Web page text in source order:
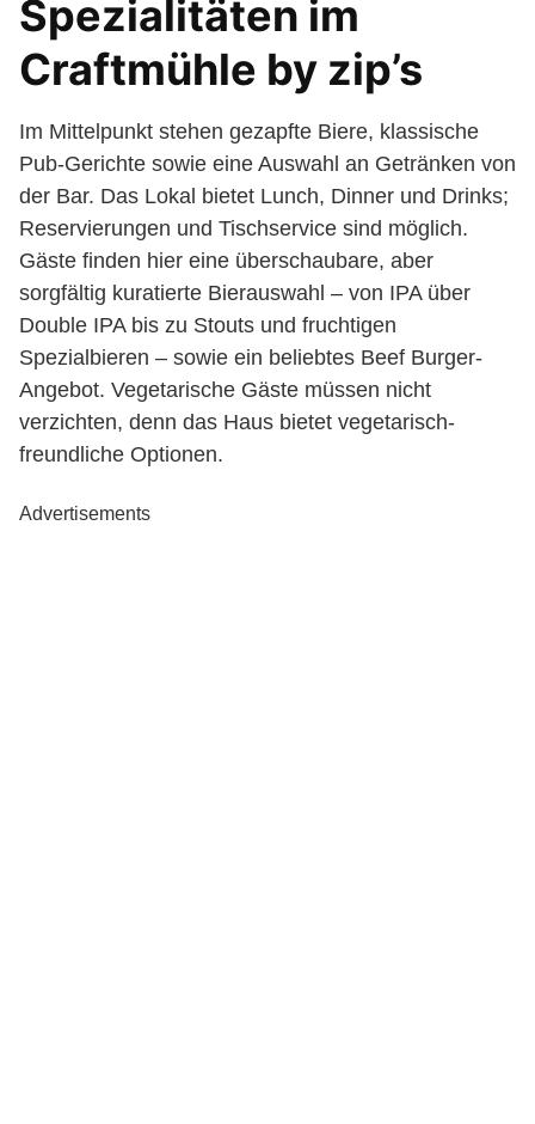
Spezialitäten im
Craftmühle by zip’s
Im Mittelpunkt stehen gezapfte Biere, klassische
Pub-Gerichte sowie eine Auswahl an Getränken von
der Bar. Das Lokal bietet Lunch, Dinner und Drinks;
Reservierungen und Tischservice sind möglich.
Gäste finden hier eine überschaubare, aber
sorgfältig kuratierte Bierauswahl – von IPA über
Double IPA bis zu Stouts und fruchtigen
Spezialbieren – sowie ein beliebtes Beef Burger-
Angebot. Vegetarische Gäste müssen nicht
verzichten, denn das Haus bietet vegetarisch-
freundliche Optionen.
Advertisements